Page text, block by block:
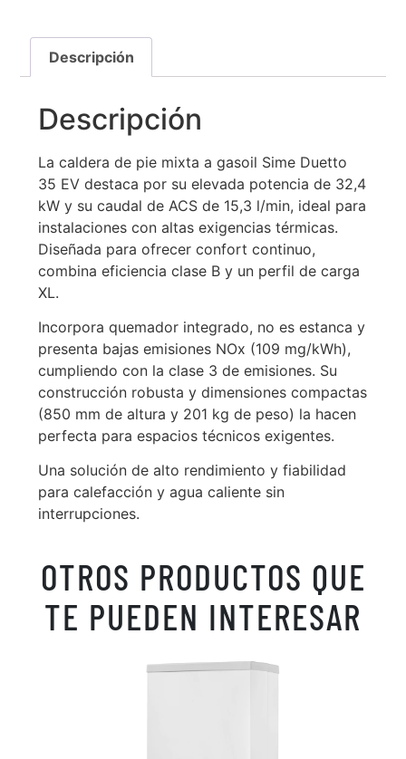
Descripción
Descripción
La caldera de pie mixta a gasoil Sime Duetto
35 EV destaca por su elevada potencia de 32,4
kW y su caudal de ACS de 15,3 l/min, ideal para
instalaciones con altas exigencias térmicas.
Diseñada para ofrecer confort continuo,
combina eficiencia clase B y un perfil de carga
XL.
Incorpora quemador integrado, no es estanca y
presenta bajas emisiones NOx (109 mg/kWh),
cumpliendo con la clase 3 de emisiones. Su
construcción robusta y dimensiones compactas
(850 mm de altura y 201 kg de peso) la hacen
perfecta para espacios técnicos exigentes.
Una solución de alto rendimiento y fiabilidad
para calefacción y agua caliente sin
interrupciones.
OTROS PRODUCTOS QUE
TE PUEDEN INTERESAR